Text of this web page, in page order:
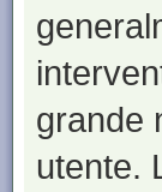
grande
utente.